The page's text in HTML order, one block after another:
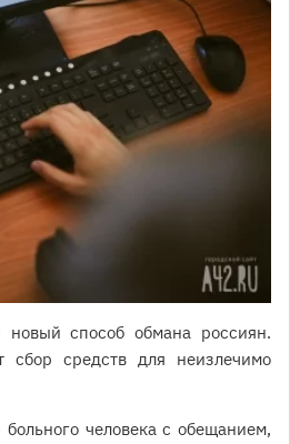
способ обмана россиян.
сбор средств для неизлечимо
человека с обещанием,